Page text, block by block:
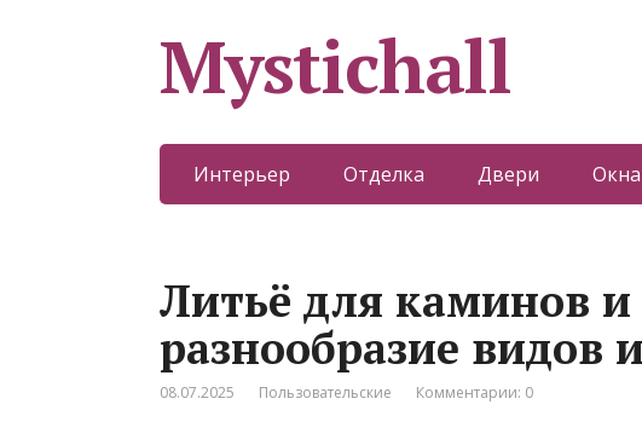
Mystichall
Интерьер Отделка Двери Окна
Литьё для каминов и
разнообразие видов
08.07.2025 Пользовательские Комментарии: 0